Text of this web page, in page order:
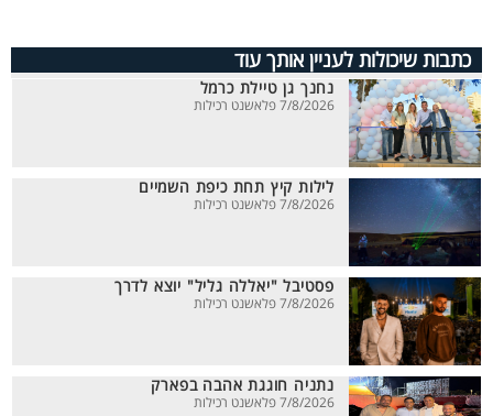
כתבות שיכולות לעניין אותך עוד
נחנך גן טיילת כרמל
7/8/2026 פלאשנט רכילות
לילות קיץ תחת כיפת השמיים
7/8/2026 פלאשנט רכילות
פסטיבל "יאללה גליל" יוצא לדרך
7/8/2026 פלאשנט רכילות
נתניה חוגגת אהבה בפארק
7/8/2026 פלאשנט רכילות